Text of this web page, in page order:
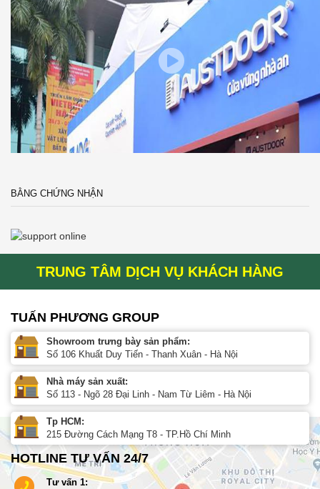
BẰNG CHỨNG NHẬN
TRUNG TÂM DỊCH VỤ KHÁCH HÀNG
TUẤN PHƯƠNG GROUP
Showroom trưng bày sản phẩm:
Số 106 Khuất Duy Tiến - Thanh Xuân - Hà Nội
Nhà máy sản xuất:
Số 113 - Ngõ 28 Đại Linh - Nam Từ Liêm - Hà Nội
Tp HCM:
215 Đường Cách Mạng T8 - TP.Hồ Chí Minh
HOTLINE TƯ VẤN 24/7
Tư vấn 1: